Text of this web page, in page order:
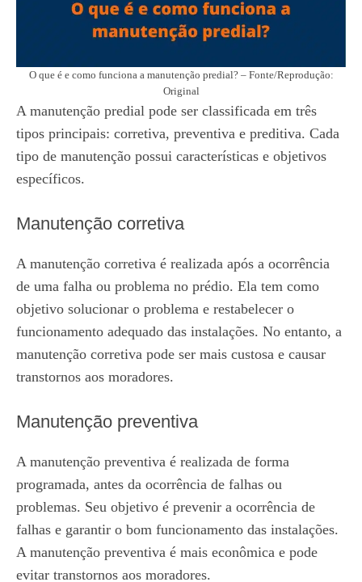
O que é e como funciona a manutenção predial? – Fonte/Reprodução:
Original
A manutenção predial pode ser classificada em três
tipos principais: corretiva, preventiva e preditiva. Cada
tipo de manutenção possui características e objetivos
específicos.
Manutenção corretiva
A manutenção corretiva é realizada após a ocorrência
de uma falha ou problema no prédio. Ela tem como
objetivo solucionar o problema e restabelecer o
funcionamento adequado das instalações. No entanto, a
manutenção corretiva pode ser mais custosa e causar
transtornos aos moradores.
Manutenção preventiva
A manutenção preventiva é realizada de forma
programada, antes da ocorrência de falhas ou
problemas. Seu objetivo é prevenir a ocorrência de
falhas e garantir o bom funcionamento das instalações.
A manutenção preventiva é mais econômica e pode
evitar transtornos aos moradores.